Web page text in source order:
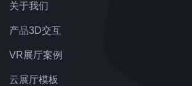
关于我们
产品3D交互
VR展厅案例
云展厅模板